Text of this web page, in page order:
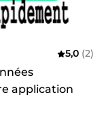
5,0 (2)
application